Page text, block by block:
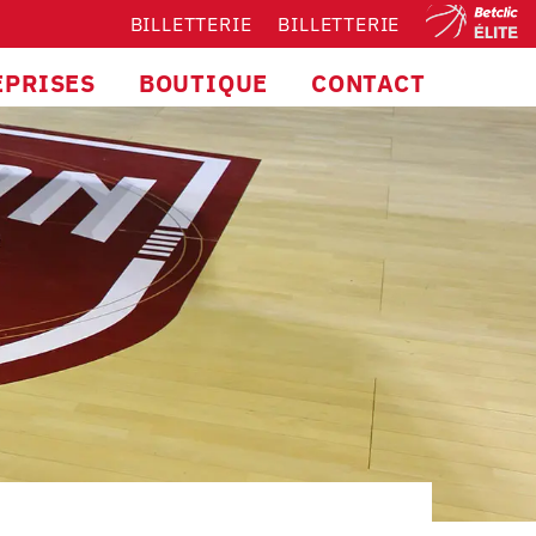
BILLETTERIE BILLETTERIE
BOUTIQUE CONTACT